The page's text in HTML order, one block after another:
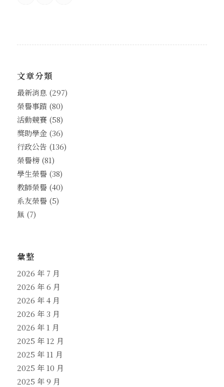
文章分類
最新消息 (297)
榮譽事蹟 (80)
活動競賽 (58)
獎助學金(36)
行政公告 (136)
榮譽榜(81)
學生榮譽(38)
教師榮譽(40)
系友榮譽(5)
無 (7)
彙整
2026 年 7 月
2026 年 6 月
2026 年 4 月
2026 年 3 月
2026 年 1 月
2025 年 12 月
2025 年 11 月
2025 年 10 月
2025 年 9 月